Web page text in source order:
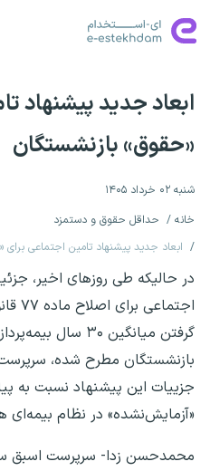
ابعاد جدید پیشنهاد
«حقوق» بازنشستگان
شنبه ۰۲ خرداد ۱۴۰۵
خانه
حداقل حقوق و دستمزد
ابعاد جدید پیشنهاد تامین اجتماعی
در حالیکه طی روزهای اخیر،
گرفتن میانگین ۳۰
بازنشستگان مطرح شده،
جزییات این پیشنهاد نسبت به
«آزمایش‌نشده» در نظام
محمدحسن زدا- سرپرست اسبق